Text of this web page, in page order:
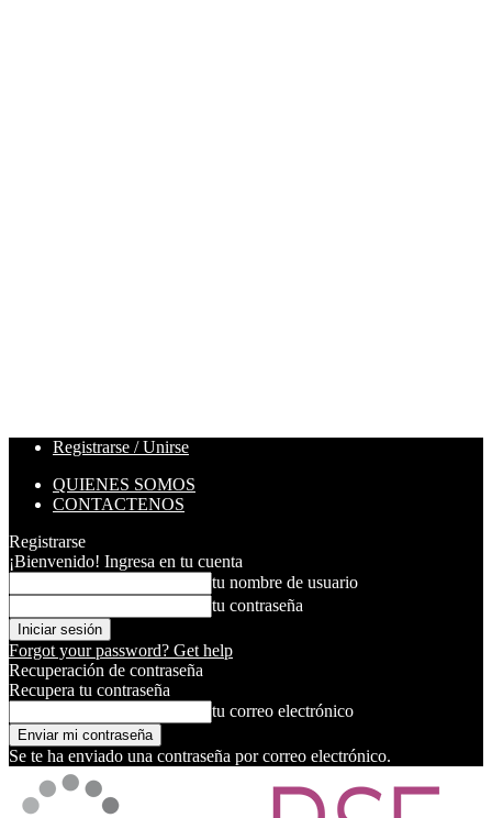
Registrarse / Unirse
QUIENES SOMOS
CONTACTENOS
Registrarse
¡Bienvenido! Ingresa en tu cuenta
tu nombre de usuario
tu contraseña
Forgot your password? Get help
Recuperación de contraseña
Recupera tu contraseña
tu correo electrónico
Se te ha enviado una contraseña por correo electrónico.